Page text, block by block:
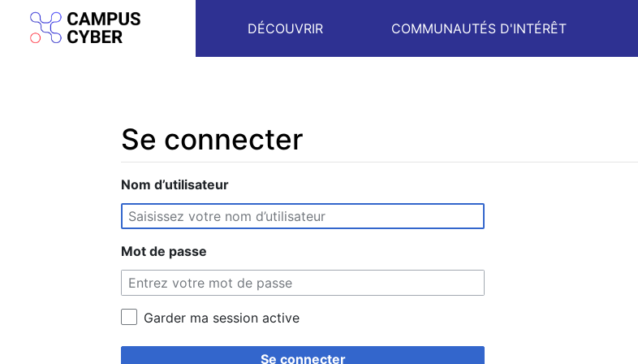
DÉCOUVRIR COMMUNAUTÉS D'INTÉRÊT
Se connecter
Aller à :navigation
Nom d’utilisateur
Mot de passe
Garder ma session active
Se connecter